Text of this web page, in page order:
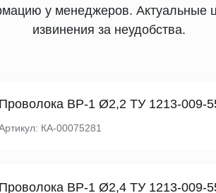
у менеджеров. Актуальные
извинения за неудобства.
Проволока ВР-1 Ø2,2 ТУ 1213-009-
КА-00075281
Проволока ВР-1 Ø2,4 ТУ 1213-009-